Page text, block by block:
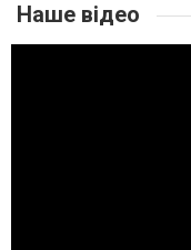
Наше відео